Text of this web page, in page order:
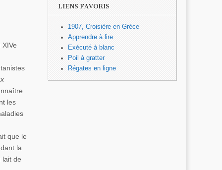
les
que le
la
lait de
LIENS FAVORIS
1907, Croisière en Grèce
Apprendre à lire
Exécuté à blanc
Poil à gratter
Régates en ligne